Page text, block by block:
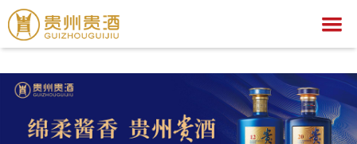
爱游戏,中国一站式爱游戏体育服务官网
关于我们
集团简介
爱游戏,中国一站式爱游戏体育服务官网